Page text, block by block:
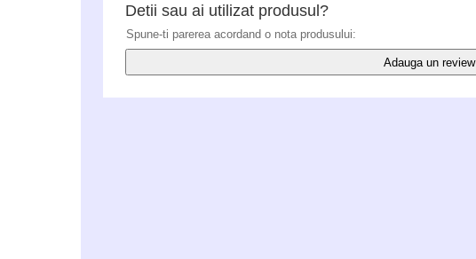
Detii sau ai utilizat produsul?
Spune-ti parerea acordand o nota produsului:
Adauga un review